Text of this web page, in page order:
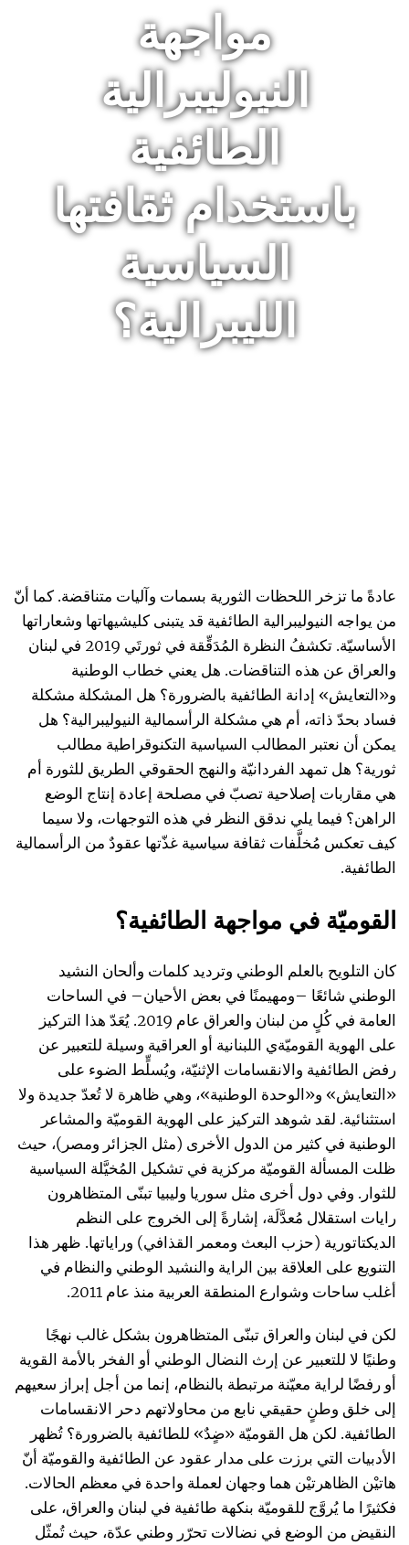
مواجهة
النيوليبرالية
الطائفية
باستخدام ثقافتها
السياسية
الليبرالية؟
عادةً ما تزخر اللحظات الثورية بسمات وآليات متناقضة. كما أنّ
من يواجه النيوليبرالية الطائفية قد يتبنى كليشيهاتها وشعاراتها
الأساسيّة. تكشفُ النظرة المُدَقِّقة في ثورتَي 2019 في لبنان
والعراق عن هذه التناقضات. هل يعني خطاب الوطنية
و«التعايش» إدانة الطائفية بالضرورة؟ هل المشكلة مشكلة
فساد بحدّ ذاته، أم هي مشكلة الرأسمالية النيوليبرالية؟ هل
يمكن أن نعتبر المطالب السياسية التكنوقراطية مطالب
ثورية؟ هل تمهد الفردانيّة والنهج الحقوقي الطريق للثورة أم
هي مقاربات إصلاحية تصبّ في مصلحة إعادة إنتاج الوضع
الراهن؟ فيما يلي ندقق النظر في هذه التوجهات، ولا سيما
كيف تعكس مُخلَّفات ثقافة سياسية غذّتها عقودٌ من الرأسمالية
الطائفية.
القوميّة في مواجهة الطائفية؟
كان التلويح بالعلم الوطني وترديد كلمات وألحان النشيد
الوطني شائعًا –ومهيمنًا في بعض الأحيان– في الساحات
العامة في كُلٍ من لبنان والعراق عام 2019. يُعَدّ هذا التركيز
على الهوية القوميّةي اللبنانية أو العراقية وسيلة للتعبير عن
رفض الطائفية والانقسامات الإثنيّة، ويُسلٍّط الضوء على
«التعايش» و«الوحدة الوطنية»، وهي ظاهرة لا تُعدّ جديدة ولا
استثنائية. لقد شوهد التركيز على الهوية القوميّة والمشاعر
الوطنية في كثير من الدول الأخرى (مثل الجزائر ومصر)، حيث
ظلت المسألة القوميّة مركزية في تشكيل المُخيَّلة السياسية
للثوار. وفي دول أخرى مثل سوريا وليبيا تبنّى المتظاهرون
رايات استقلال مُعدَّلَة، إشارةً إلى الخروج على النظم
الديكتاتورية (حزب البعث ومعمر القذافي) وراياتها. ظهر هذا
التنويع على العلاقة بين الراية والنشيد الوطني والنظام في
أغلب ساحات وشوارع المنطقة العربية منذ عام 2011.
لكن في لبنان والعراق تبنّى المتظاهرون بشكل غالب نهجًا
وطنيًا لا للتعبير عن إرث النضال الوطني أو الفخر بالأمة القوية
أو رفضًا لراية معيّنة مرتبطة بالنظام، إنما من أجل إبراز سعيهم
إلى خلق وطنٍ حقيقي نابع من محاولاتهم دحر الانقسامات
الطائفية. لكن هل القوميّة «ضٍدٌ» للطائفية بالضرورة؟ تُظهر
الأدبيات التي برزت على مدار عقود عن الطائفية والقوميّة أنّ
هاتيْن الظاهرتيْن هما وجهان لعملة واحدة في معظم الحالات.
فكثيرًا ما يُروَّج للقوميّة بنكهة طائفية في لبنان والعراق، على
النقيض من الوضع في نضالات تحرّر وطني عدّة، حيث تُمثّل